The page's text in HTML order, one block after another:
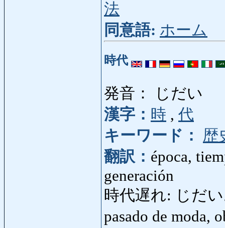
法
同意語: ホーム
時代
発音： じだい
漢字： 時 , 代
キーワード：
歴
翻訳： época,
generación
時代遅れ: じだい
pasado de moda,